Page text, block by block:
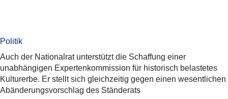
Politik
Auch der Nationalrat unterstützt die Schaffung einer
unabhängigen Expertenkommission für historisch belastetes
Kulturerbe. Er stellt sich gleichzeitig gegen einen wesentlichen
Abänderungsvorschlag des Ständerats